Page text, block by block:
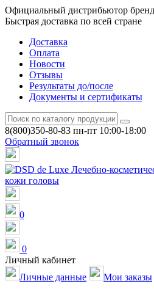
Официальный дистрибьютор
Быстрая доставка по всей стране
Доставка
Оплата
Новости
Отзывы
Результаты до/после
Документы и сертификаты
8(800)350-80-83 пн-пт 10:00-18:00
Обратный звонок
0
0
Личный кабинет
Личные данные
Мои заказы